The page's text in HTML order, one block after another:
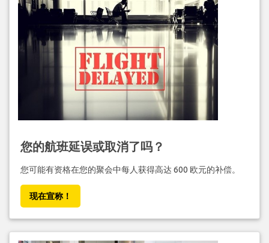
您的航班延误或取消了吗？
您可能有资格在您的聚会中每人获得高达 600 欧元的补偿。
现在宣称！